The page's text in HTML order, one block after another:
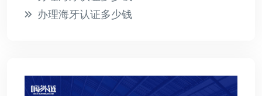
办理海牙认证多少钱